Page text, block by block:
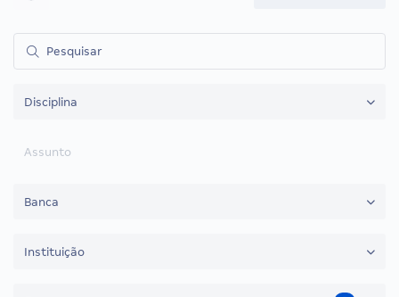
Disciplina
Assunto
Banca
Instituição